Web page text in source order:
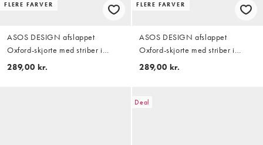
FLERE FARVER
ASOS DESIGN afslappet
Oxford-skjorte med striber i
salviegrøn
289,00 kr.
FLERE FARVER
ASOS DESIGN afslappet
Oxford-skjorte med striber i
burgundy
289,00 kr.
Deal